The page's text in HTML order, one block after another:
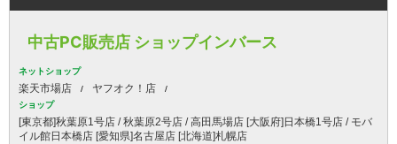
中古PC販売店 ショップインバース
ネットショップ
楽天市場店 ヤフオク！店
ショップ
[東京都]秋葉原1号店 / 秋葉原2号店 / 高田馬場店 [大阪府]日本橋1号店 / モバ
イル館日本橋店 [愛知県]名古屋店 [北海道]札幌店